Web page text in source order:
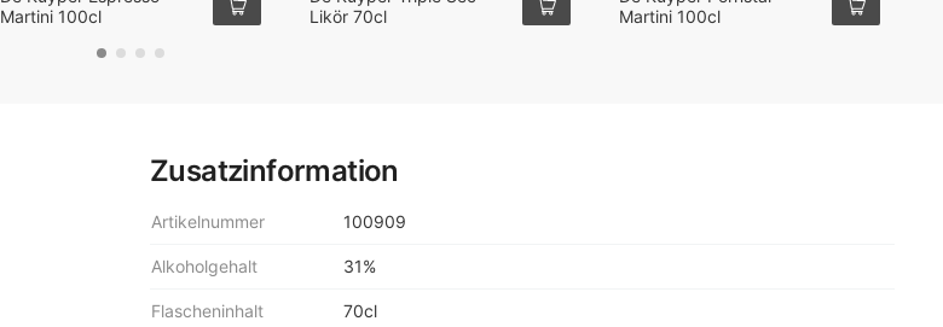
Zusatzinformation
Artikelnummer 100909
Alkoholgehalt 31%
Flascheninhalt 70cl
Martini 100cl
Likör 70cl
Martini 100cl